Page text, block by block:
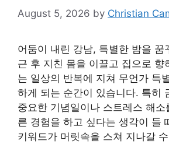
August 5, 2026 by Christian
어둠이 내린 강남, 특별한 밤을 꿈
근 후 지친 몸을 이끌고 집으로 향
는 일상의 반복에 지쳐 무언가 특
하게 되는 순간이 있습니다. 특히
중요한 기념일이나 스트레스 해
른 경험을 하고 싶다는 생각이 들
키워드가 머릿속을 스쳐 지나갈